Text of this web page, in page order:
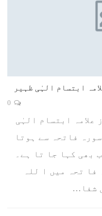
قرآن پارہ نمبر 1 از علامہ ابتسام الہٰی
فاتحہ سے ہوتا
بھی کہا جا تا ہے۔
فا تحہ میں ا للہ
شفا…